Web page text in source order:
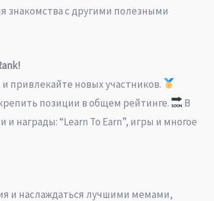
знакомства с другими полезными
привлекайте новых участников.
позиции в общем рейтинге.
В
награды: “Learn To Earn”, игры и многое
и наслаждаться лучшими мемами,